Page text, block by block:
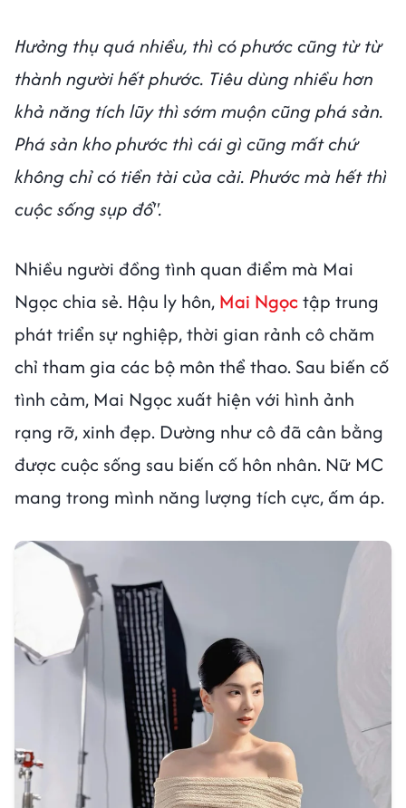
Hưởng thụ quá nhiều, thì có phước cũng từ từ
thành người hết phước. Tiêu dùng nhiều hơn
khả năng tích lũy thì sớm muộn cũng phá sản.
Phá sản kho phước thì cái gì cũng mất chứ
không chỉ có tiền tài của cải. Phước mà hết thì
cuộc sống sụp đổ".
Nhiều người đồng tình quan điểm mà Mai
Ngọc chia sẻ. Hậu ly hôn, Mai Ngọctập trung
phát triển sự nghiệp, thời gian rảnh cô chăm
chỉ tham gia các bộ môn thể thao. Sau biến cố
tình cảm, Mai Ngọc xuất hiện với hình ảnh
rạng rỡ, xinh đẹp. Dường như cô đã cân bằng
được cuộc sống sau biến cố hôn nhân. Nữ MC
mang trong mình năng lượng tích cực, ấm áp.